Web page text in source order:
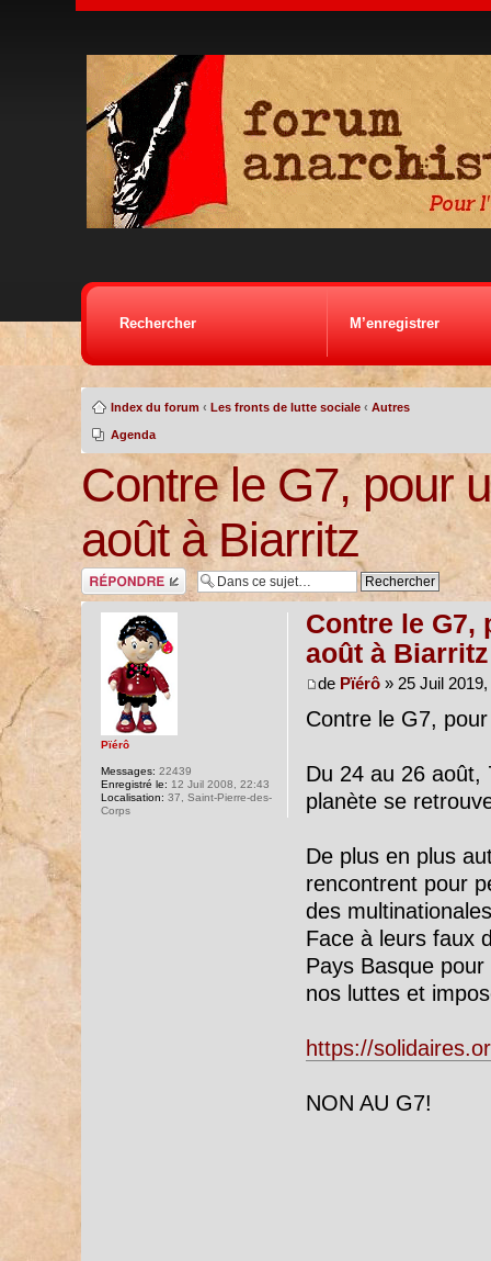
Rechercher M’enregistrer
Index du forum ‹ Les fronts de lutte sociale ‹ Autres
Agenda
Contre le G7, pour
août à Biarritz
Répondre
Contre le G7,
août à Biarritz
de Pïérô» 25 Juil 2019,
Contre le G7,
Du 24 au 26 août,
planète se
De plus en plus
rencontrent pour
des
Face à leurs faux
Pays Basque
nos luttes et
https://
NON AU G7!
Pïérô
Messages: 22439
Enregistré le: 12 Juil 2008, 22:43
Localisation: 37, Saint-Pierre-des-
Corps